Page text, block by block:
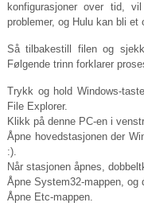
konfigurasjoner over tid,
problemer, og Hulu kan bli et
Så tilbakestill filen og
Følgende trinn forklarer
Trykk og hold Windows-
File Explorer.
Klikk på denne PC-en i
Åpne hovedstasjonen der
:).
Når stasjonen åpnes,
Åpne System32-mappen, og
Åpne Etc-mappen.